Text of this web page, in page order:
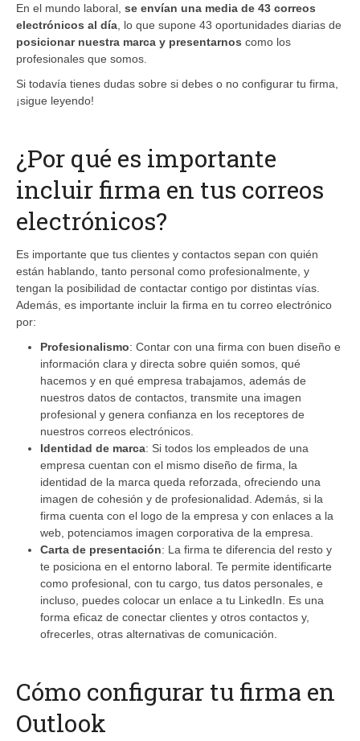
En el mundo laboral, se envían una media de 43 correos
electrónicos al día , lo que supone 43 oportunidades diarias de
posicionar nuestra marca y presentarnos como los
profesionales que somos.
Si todavía tienes dudas sobre si debes o no configurar tu firma,
¡sigue leyendo!
¿Por qué es importante
incluir firma en tus correos
electrónicos?
Es importante que tus clientes y contactos sepan con quién
están hablando, tanto personal como profesionalmente, y
tengan la posibilidad de contactar contigo por distintas vías.
Además, es importante incluir la firma en tu correo electrónico
por:
Profesionalismo: Contar con una firma con buen diseño e
información clara y directa sobre quién somos, qué
hacemos y en qué empresa trabajamos, además de
nuestros datos de contactos, transmite una imagen
profesional y genera confianza en los receptores de
nuestros correos electrónicos.
Identidad de marca: Si todos los empleados de una
empresa cuentan con el mismo diseño de firma, la
identidad de la marca queda reforzada, ofreciendo una
imagen de cohesión y de profesionalidad. Además, si la
firma cuenta con el logo de la empresa y con enlaces a la
web, potenciamos imagen corporativa de la empresa.
Carta de presentación: La firma te diferencia del resto y
te posiciona en el entorno laboral. Te permite identificarte
como profesional, con tu cargo, tus datos personales, e
incluso, puedes colocar un enlace a tu LinkedIn. Es una
forma eficaz de conectar clientes y otros contactos y,
ofrecerles, otras alternativas de comunicación.
Cómo configurar tu firma en
Outlook